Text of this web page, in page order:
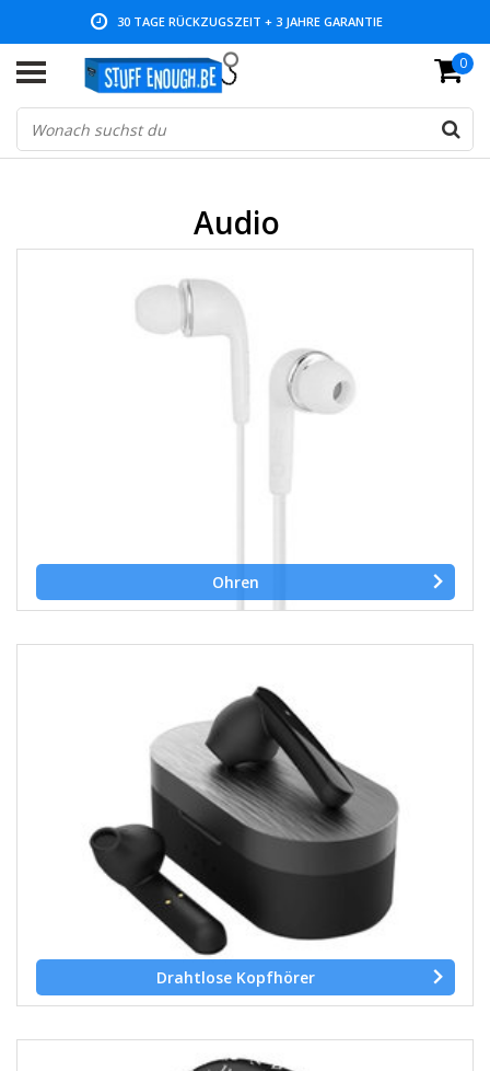
30 TAGE RÜCKZUGSZEIT + 3 JAHRE GARANTIE
NIEDRIGE PREISE UND GROSSE AUSWAHL 0
Audio
Ohren
Drahtlose Kopfhörer